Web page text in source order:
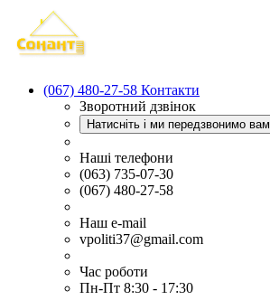
(067) 480-27-58 Контакти
Зворотний дзвінок
Натисніть і ми передзвонимо вам
Наші телефони
(063) 735-07-30
(067) 480-27-58
Наш e-mail
vpoliti37@gmail.com
Час роботи
Пн-Пт 8:30 - 17:30